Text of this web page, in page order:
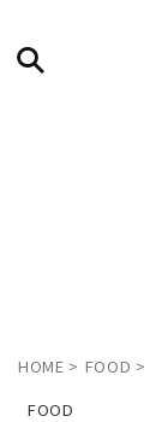
HOME > FOOD >
FOOD